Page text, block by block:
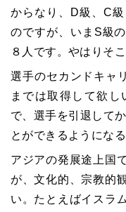
からなり、D級、C
のですが、いまS級
８人です。やはりそ
選手のセカンドキャ
までは取得して欲し
で、選手を引退して
とができるようになる
アジアの発展途上国
が、文化的、宗教的
い。たとえばイスラ